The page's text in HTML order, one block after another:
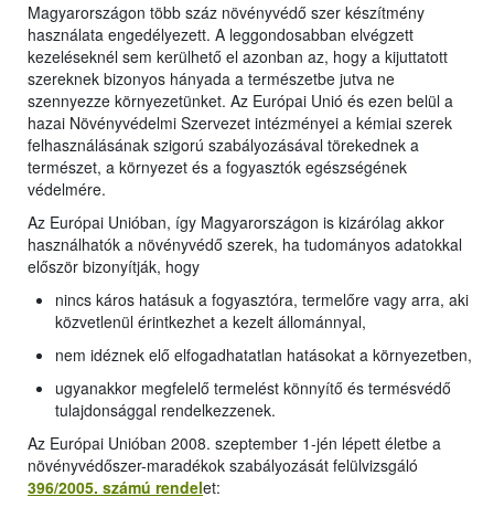
Magyarországon több száz növényvédő szer készítmény
használata engedélyezett. A leggondosabban elvégzett
kezeléseknél sem kerülhető el azonban az, hogy a kijuttatott
szereknek bizonyos hányada a természetbe jutva ne
szennyezze környezetünket. Az Európai Unió és ezen belül a
hazai Növényvédelmi Szervezet intézményei a kémiai szerek
felhasználásának szigorú szabályozásával törekednek a
természet, a környezet és a fogyasztók egészségének
védelmére.
Az Európai Unióban, így Magyarországon is kizárólag akkor
használhatók a növényvédő szerek, ha tudományos adatokkal
először bizonyítják, hogy
nincs káros hatásuk a fogyasztóra, termelőre vagy arra, aki
közvetlenül érintkezhet a kezelt állománnyal,
nem idéznek elő elfogadhatatlan hatásokat a környezetben,
ugyanakkor megfelelő termelést könnyítő és termésvédő
tulajdonsággal rendelkezzenek.
Az Európai Unióban 2008. szeptember 1-jén lépett életbe a
növényvédőszer-maradékok szabályozását felülvizsgáló
396/2005. számú rendelet: